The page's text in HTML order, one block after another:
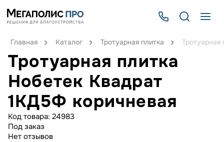
Главная Каталог Тротуарная плитка Тротуарная
Тротуарная плитка
Нобетек Квадрат
1КД5Ф коричневая
Код товара: 24983
Под заказ
Нет отзывов